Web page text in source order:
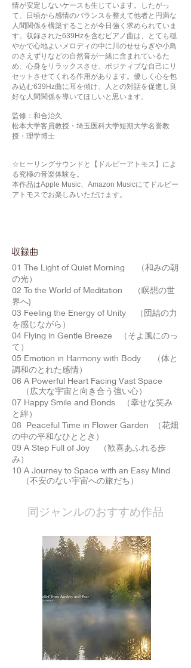
情が安定しないケースも生じています。したがっ
て、日頃から感情のバランスを整えて他者と円満な
人間関係を構築することが今日強く求められていま
す。収録された639Hzを含むピアノ曲は、とても穏
やかで心地よいメロディの中に川のせせらぎや小鳥
のさえずりなどの自然音が一緒に含まれているた
め、心身をリラックスさせ、ポジティブな自己にリ
セットさせてくれる作用があります。優しく心を包
み込む639Hz曲に耳を傾け、人との対話を促進し良
好な人間関係を導いてほしいと思います。
監修：和合治久
松本大学客員教授・埼玉医科大学短期大学名誉教
授・理学博士
☆ヒーリングサウンドと【ドルビーアトモス】によ
る究極の音楽体験を。
本作品はApple Music、Amazon Musicにてドルビー
アトモスでお楽しみいただけます。
​収録曲
01 The Light of Quiet Morning （和みの朝
の光）
02 To the World of Meditation （瞑想の世
界へ)
03 Feeling the Energy of Unity （団結の力
を感じながら）
04 Flying in Gentle Breeze （そよ風にのっ
て）
05 Emotion in Harmony with Body （体と
調和のとれた感情）
06 A Powerful Heart Facing Vast Space
（広大な宇宙と向き合う強い心）
07 Happy Smile and Bonds （幸せな笑み
と絆）
08 Peaceful Time in Flower Garden （花畑
の中の平和なひととき）
09 A Step Full of Joy （歓喜あふれる歩
み）
10 A Journey to Space with an Easy Mind
（不安のない宇宙への旅だち）
​同ジャンルのおすすめ作品